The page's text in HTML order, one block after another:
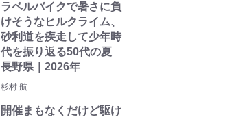
ラベルバイクで暑さに負
けそうなヒルクライム、
砂利道を疾走して少年時
代を振り返る50代の夏
長野県｜2026年
杉村 航
開催まもなくだけど駆け